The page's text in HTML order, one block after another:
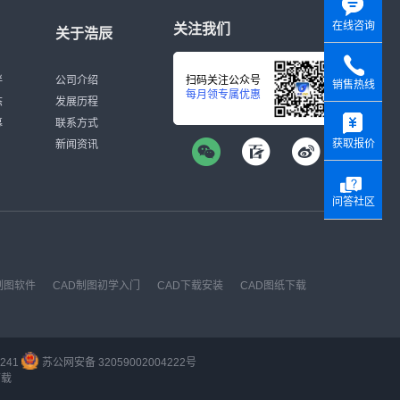
关于浩辰
公司介绍
发展历程
联系方式
新闻资讯
关注我们
扫码关注公众号
每月领专属优惠
图软件 CAD制图初学入门 CAD下载安装
CAD图纸下载
苏公网安备 32059002004222号
在线咨询
销售热线
获取报价
问答社区